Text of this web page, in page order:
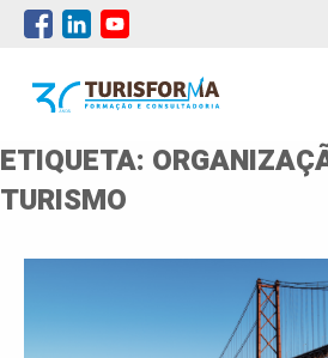
ETIQUETA:
TURISMO